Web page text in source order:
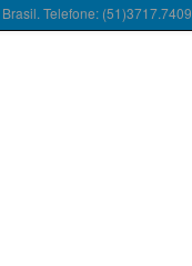
Telefone: (51)3717.7409